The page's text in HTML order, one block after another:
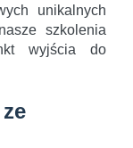
unikalnych
szkolenia
wyjścia do